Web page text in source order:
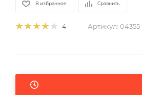
В избранное Сравнить
4 Артикул: 04355